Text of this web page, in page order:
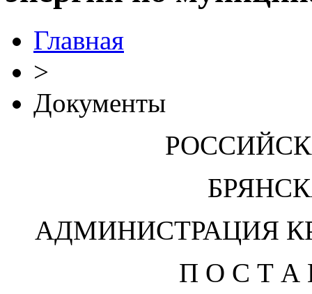
Главная
>
Документы
АДМИНИСТРАЦИЯ
П О С Т А